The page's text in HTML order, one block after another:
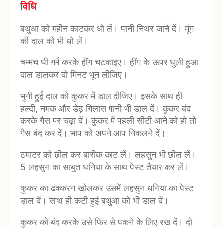
विधि
बथुआ को महीन काटकर धो लें। पानी निथर जाने दें। मूंग
की दाल को भी धो लें।
चम्मच घी गर्म करके हींग चटकाइए। हींग के ऊपर धुली हुआ
दाल डालकर दो मिनट भून लीजिए।
भुनी हुई दाल को कुकर में डाल दीजिए। इसके साथ ही
हल्दी, नमक और डेढ़ गिलास पानी भी डाल दें। कुकर बंद
करके गैस पर चढ़ा दें। कुकर में पहली सीटी आने को हो तो
गैस बंद कर दें। भाप को अपने आप निकलने दें।
टमाटर को छील कर बारीक काट लें। लहसुन भी छील लें।
5 लहसुन का साबुत धनिया के साथ पेस्ट तैयार कर लें।
कुकर का ढक्करन खोलकर उसमें लहसुन धनिया का पेस्ट
डाल दें। साथ ही कटी हुई बथुआ को भी डाल दें।
कुकर को बंद करके उसे फिर से पकने के लिए रख दें। दो